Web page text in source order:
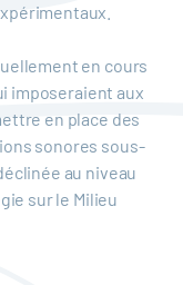
en cours
imposeraient aux
en place des
sonores sous-
au niveau
sur le Milieu